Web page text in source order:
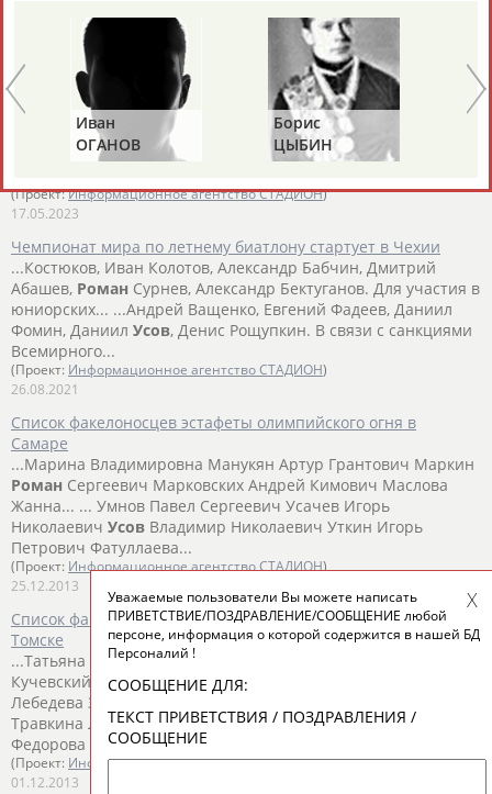
Хоккейная сборная "Россия 25" завершила турне победой
над командой Белоруссии в Минске
...Ее главным тренером является наставник петербургского
СКА
РоманРотенберг. Сборная Белоруссии провела пятый
матч под... ...(59). У проигравших отличились Андрей
Белевич (30), Илья
Усов
(47). Российская команда состоит из
(Проект:Информационное агентство СТАДИОН)
17.05.2023
Чемпионат мира по летнему биатлону стартует в Чехии
...Костюков, Иван Колотов, Александр Бабчин, Дмитрий
Абашев, Роман Сурнев, Александр Бектуганов. Для участия в
юниорских... ...Андрей Ващенко, Евгений Фадеев, Даниил
Фомин, Даниил Усов, Денис Рощупкин. В связи с санкциями
Всемирного...
(Проект: Информационное агентство СТАДИОН)
26.08.2021
Список факелоносцев эстафеты олимпийского огня в
Самаре
...Марина Владимировна Манукян Артур Грантович Маркин
Роман Сергеевич Марковских Андрей Кимович Маслова
Жанна... ... Умнов Павел Сергеевич Усачев Игорь
Николаевич Усов Владимир Николаевич Уткин Игорь
Петрович Фатуллаева...
(Проект: Информационное агентство СТАДИОН)
25.12.2013
Список факелоносцев эстафеты олимпийского огня в
Томске
...Татьяна Ивановна Курченко Анастасия Юрьевна
Кучевский
РоманВикторович Лапина Наталья Сергеевна
Лебедева Зоя... ... Томилова Марина Владимировна
Травкина Людмила ФедоровнаУсов Леонтий Андреевич
Федорова Анастасия Витальевна ...
(Проект: Информационное агентство СТАДИОН)
01.12.2013
Иван
ОГАНОВ
Борис
ЦЫБИН
Уважаемые пользователи Вы можете написать
ПРИВЕТСТВИЕ/ПОЗДРАВЛЕНИЕ/СООБЩЕНИЕ любой
персоне, информация о которой содержится в нашей БД
Персоналий !
СООБЩЕНИЕ ДЛЯ:
ТЕКСТ ПРИВЕТСТВИЯ / ПОЗДРАВЛЕНИЯ /
СООБЩЕНИЕ